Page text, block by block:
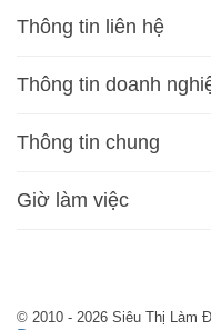
Thông tin liên hệ
Thông tin doanh
Thông tin chung
Giờ làm việc
© 2010 - 2026 Siêu Thị Làm